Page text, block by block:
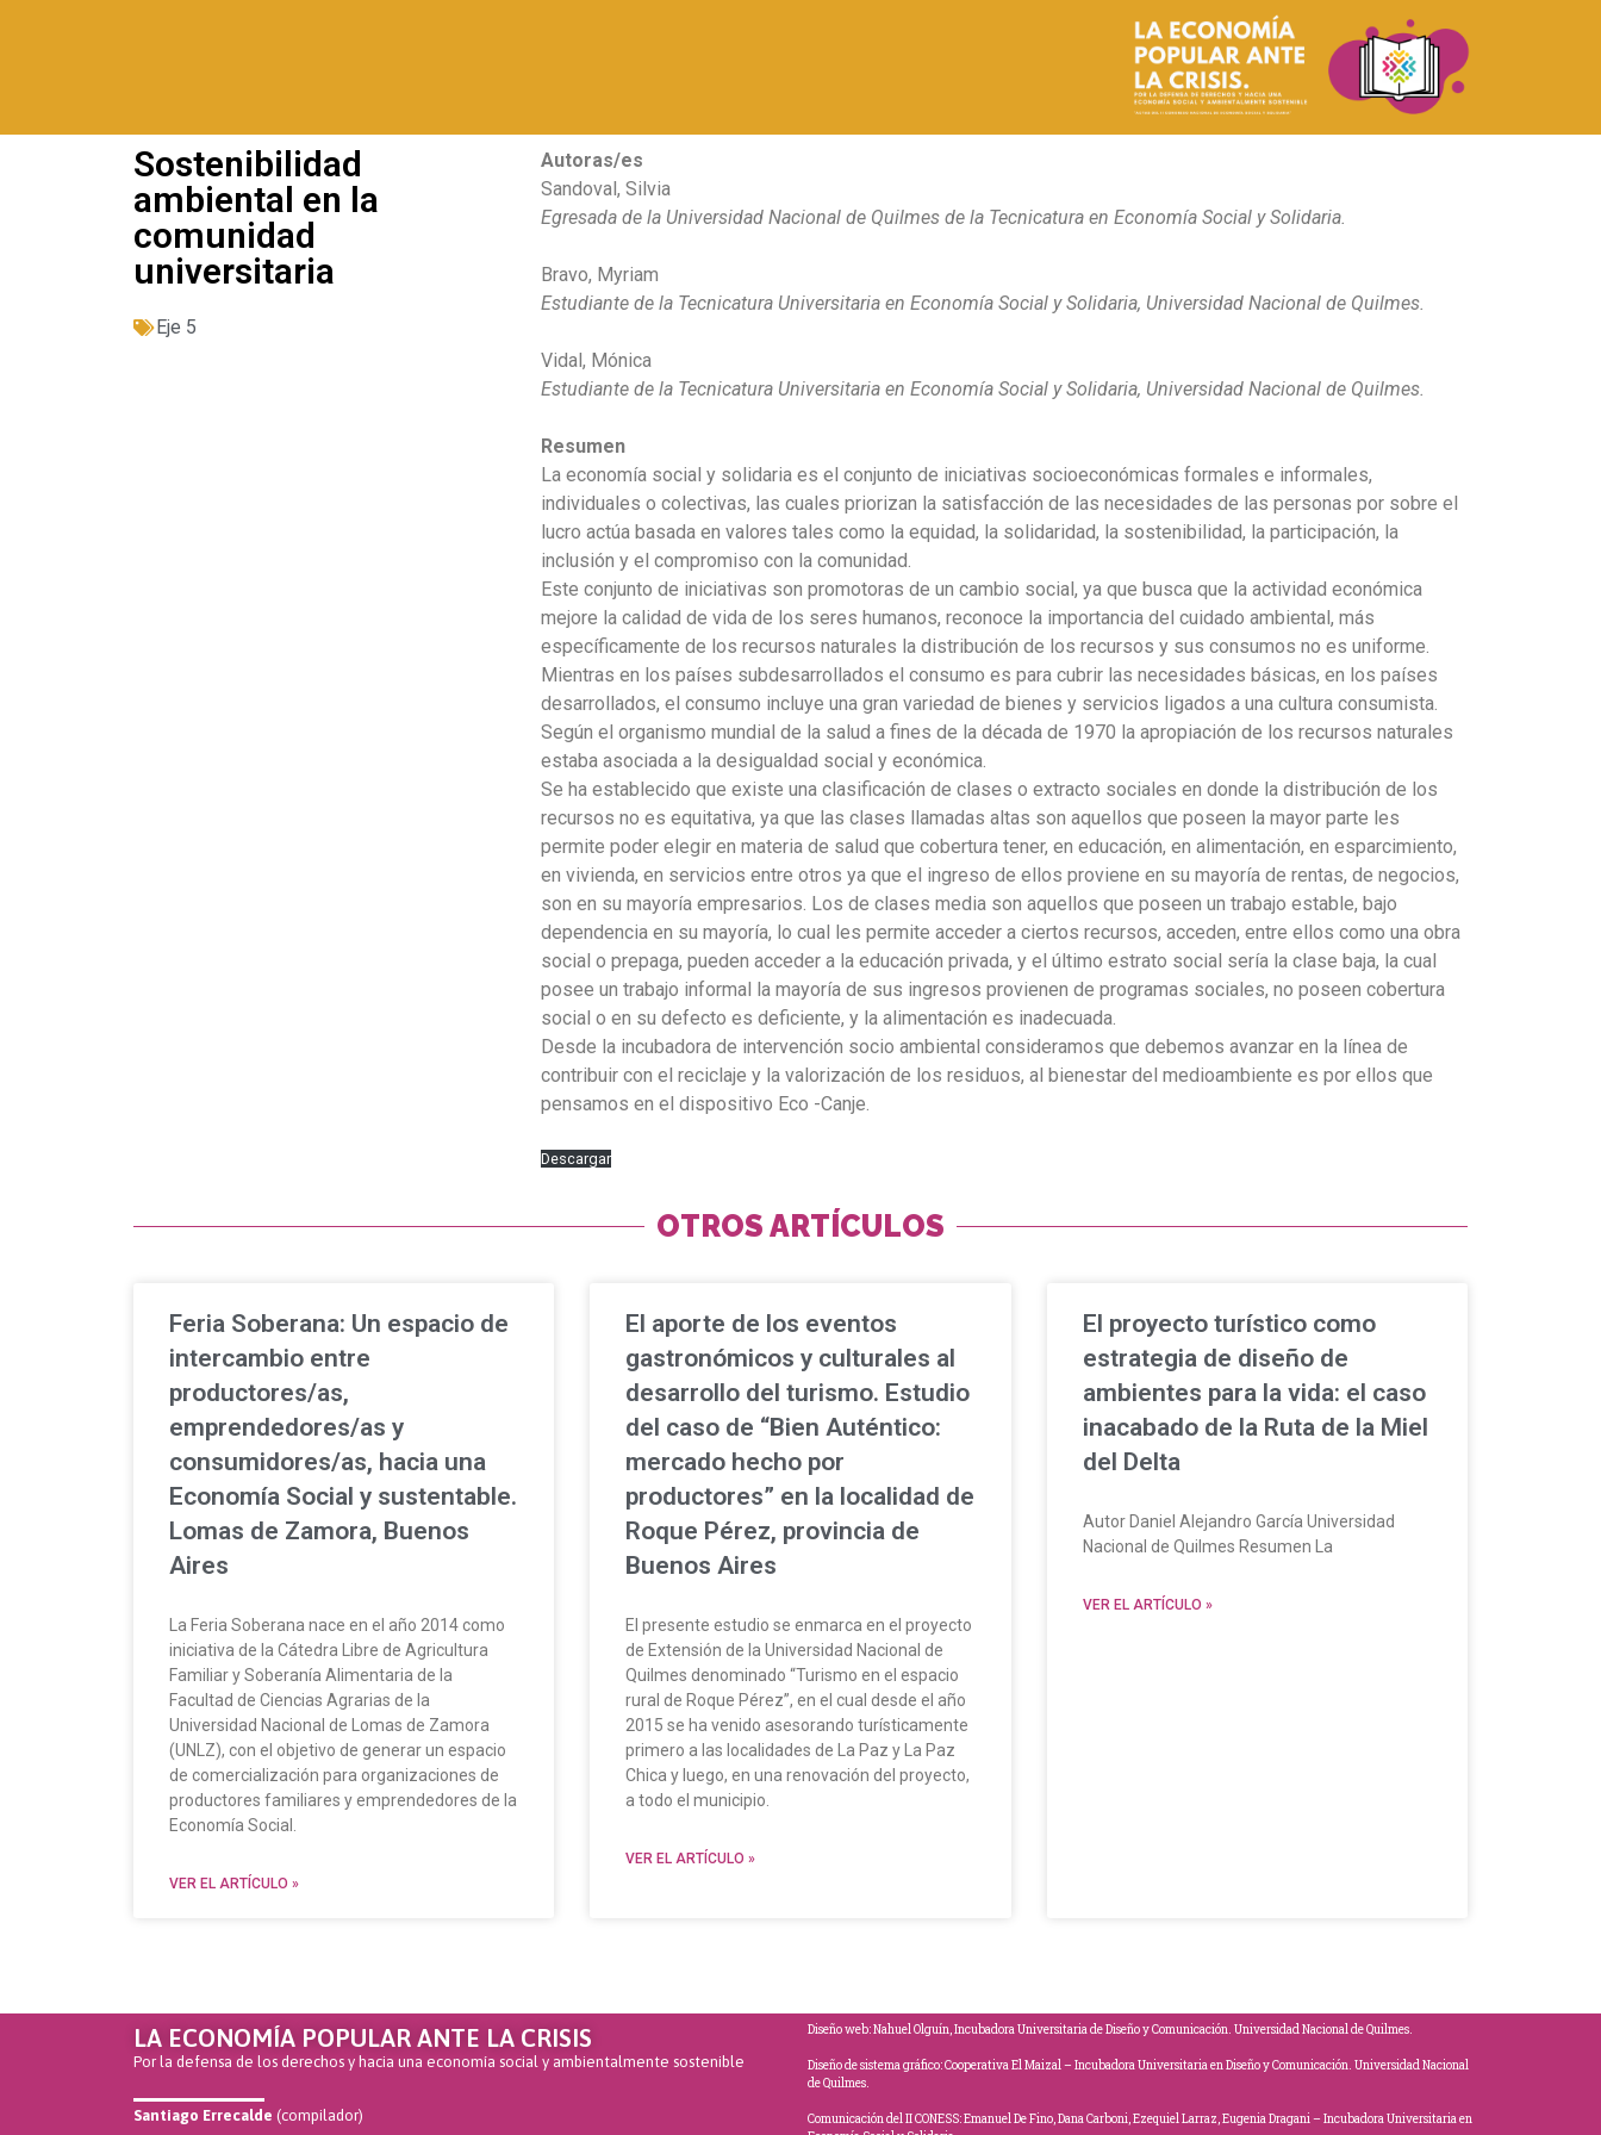
Sostenibilidad
ambiental en la
comunidad
universitaria
Eje 5
Autoras/es
Sandoval, Silvia
Egresada de la Universidad Nacional de Quilmes de la Tecnicatura en Economía Social y Solidaria.
Bravo, Myriam
Estudiante de la Tecnicatura Universitaria en Economía Social y Solidaria, Universidad Nacional de Quilmes.
Vidal, Mónica
Estudiante de la Tecnicatura Universitaria en Economía Social y Solidaria, Universidad Nacional de Quilmes.
Resumen
La economía social y solidaria es el conjunto de iniciativas socioeconómicas formales e informales,
individuales o colectivas, las cuales priorizan la satisfacción de las necesidades de las personas por sobre el
lucro actúa basada en valores tales como la equidad, la solidaridad, la sostenibilidad, la participación, la
inclusión y el compromiso con la comunidad.
Este conjunto de iniciativas son promotoras de un cambio social, ya que busca que la actividad económica
mejore la calidad de vida de los seres humanos, reconoce la importancia del cuidado ambiental, más
específicamente de los recursos naturales la distribución de los recursos y sus consumos no es uniforme.
Mientras en los países subdesarrollados el consumo es para cubrir las necesidades básicas, en los países
desarrollados, el consumo incluye una gran variedad de bienes y servicios ligados a una cultura consumista.
Según el organismo mundial de la salud a fines de la década de 1970 la apropiación de los recursos naturales
estaba asociada a la desigualdad social y económica.
Se ha establecido que existe una clasificación de clases o extracto sociales en donde la distribución de los
recursos no es equitativa, ya que las clases llamadas altas son aquellos que poseen la mayor parte les
permite poder elegir en materia de salud que cobertura tener, en educación, en alimentación, en esparcimiento,
en vivienda, en servicios entre otros ya que el ingreso de ellos proviene en su mayoría de rentas, de negocios,
son en su mayoría empresarios. Los de clases media son aquellos que poseen un trabajo estable, bajo
dependencia en su mayoría, lo cual les permite acceder a ciertos recursos, acceden, entre ellos como una obra
social o prepaga, pueden acceder a la educación privada, y el último estrato social sería la clase baja, la cual
posee un trabajo informal la mayoría de sus ingresos provienen de programas sociales, no poseen cobertura
social o en su defecto es deficiente, y la alimentación es inadecuada.
Desde la incubadora de intervención socio ambiental consideramos que debemos avanzar en la línea de
contribuir con el reciclaje y la valorización de los residuos, al bienestar del medioambiente es por ellos que
pensamos en el dispositivo Eco -Canje.
Descargar
OTROS ARTÍCULOS
Feria Soberana: Un espacio de
intercambio entre
productores/as,
emprendedores/as y
consumidores/as, hacia una
Economía Social y sustentable.
Lomas de Zamora, Buenos
Aires
La Feria Soberana nace en el año 2014 como
iniciativa de la Cátedra Libre de Agricultura
Familiar y Soberanía Alimentaria de la
Facultad de Ciencias Agrarias de la
Universidad Nacional de Lomas de Zamora
(UNLZ), con el objetivo de generar un espacio
de comercialización para organizaciones de
productores familiares y emprendedores de la
Economía Social.
VER EL ARTÍCULO »
El aporte de los eventos
gastronómicos y culturales al
desarrollo del turismo. Estudio
del caso de “Bien Auténtico:
mercado hecho por
productores” en la localidad de
Roque Pérez, provincia de
Buenos Aires
El presente estudio se enmarca en el proyecto
de Extensión de la Universidad Nacional de
Quilmes denominado “Turismo en el espacio
rural de Roque Pérez”, en el cual desde el año
2015 se ha venido asesorando turísticamente
primero a las localidades de La Paz y La Paz
Chica y luego, en una renovación del proyecto,
a todo el municipio.
VER EL ARTÍCULO »
El proyecto turístico como
estrategia de diseño de
ambientes para la vida: el caso
inacabado de la Ruta de la Miel
del Delta
Autor Daniel Alejandro García Universidad
Nacional de Quilmes Resumen La
VER EL ARTÍCULO »
LA ECONOMÍA POPULAR ANTE LA CRISIS
Por la defensa de los derechos y hacia una economía social y ambientalmente sostenible
Santiago Errecalde (compilador)
Diseño web: Nahuel Olguín, Incubadora Universitaria de Diseño y Comunicación. Universidad Nacional de Quilmes.
Diseño de sistema gráfico: Cooperativa El Maizal – Incubadora Universitaria en Diseño y Comunicación. Universidad Nacional
de Quilmes.
Comunicación del II CONESS: Emanuel De Fino, Dana Carboni, Ezequiel Larraz, Eugenia Dragani – Incubadora Universitaria en